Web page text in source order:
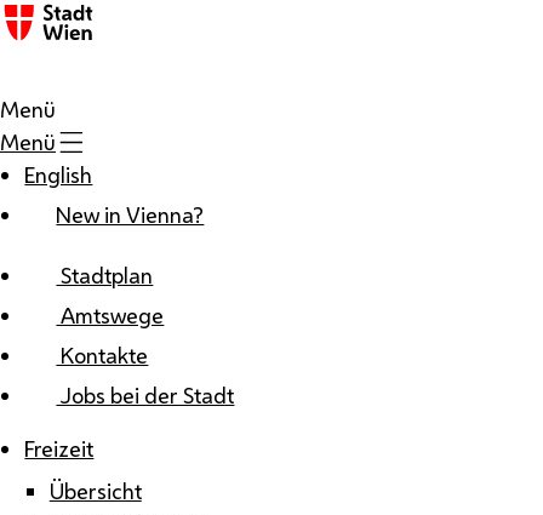
Zum Inhalt
Menü
Menü
English
New in Vienna?
Stadtplan
Amtswege
Kontakte
Jobs bei der Stadt
Freizeit
Übersicht